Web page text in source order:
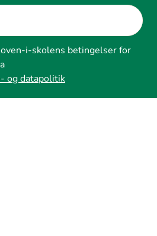
i-skolens betingelser for
og datapolitik